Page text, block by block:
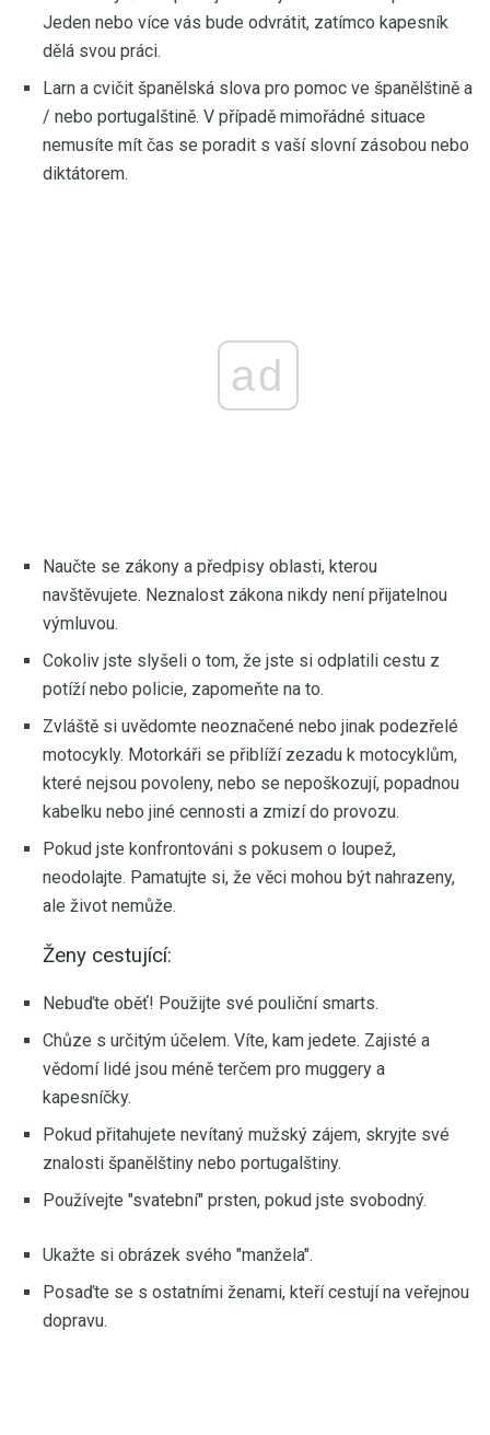
Jeden nebo více vás bude odvrátit, zatímco kapesník
dělá svou práci.
Larn a cvičit španělská slova pro pomoc ve španělštině a
/ nebo portugalštině. V případě mimořádné situace
nemusíte mít čas se poradit s vaší slovní zásobou nebo
diktátorem.
ad
Naučte se zákony a předpisy oblasti, kterou
navštěvujete. Neznalost zákona nikdy není přijatelnou
výmluvou.
Cokoliv jste slyšeli o tom, že jste si odplatili cestu z
potíží nebo policie, zapomeňte na to.
Zvláště si uvědomte neoznačené nebo jinak podezřelé
motocykly. Motorkáři se přiblíží zezadu k motocyklům,
které nejsou povoleny, nebo se nepoškozují, popadnou
kabelku nebo jiné cennosti a zmizí do provozu.
Pokud jste konfrontováni s pokusem o loupež,
neodolajte. Pamatujte si, že věci mohou být nahrazeny,
ale život nemůže.
Ženy cestující:
Nebuďte oběť! Použijte své pouliční smarts.
Chůze s určitým účelem. Víte, kam jedete. Zajisté a
vědomí lidé jsou méně terčem pro muggery a
kapesníčky.
Pokud přitahujete nevítaný mužský zájem, skryjte své
znalosti španělštiny nebo portugalštiny.
Používejte "svatební" prsten, pokud jste svobodný.
Ukažte si obrázek svého "manžela".
Posaďte se s ostatními ženami, kteří cestují na veřejnou
dopravu.